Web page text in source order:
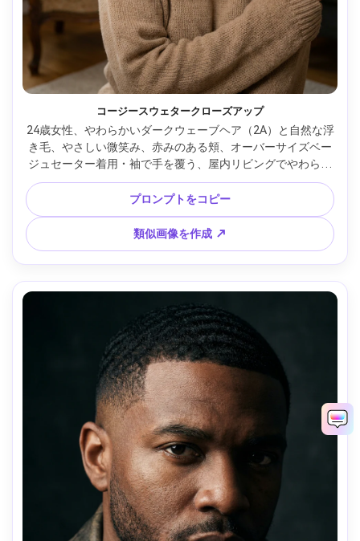
コージースウェタークローズアップ
24歳女性、やわらかいダークウェーブヘア（2A）と自然な浮
き毛、やさしい微笑み、赤みのある頬、オーバーサイズベー
ジュセーター着用・袖で手を覆う、屋内リビングでやわらか
い背景ぼかし、拡散ランプと窓の柔らかい光、暖かいトー
ン、Sony A7C II・50mm f/1.8、クリーミーボケ、クローズフ
レーミング、やや傾き、雰囲気：癒しと親密、リアルな肌質
感、自然な影、高解像度、シャープなフォーカス --ar 4:5
プロンプトをコピー
類似画像を作成 ↗